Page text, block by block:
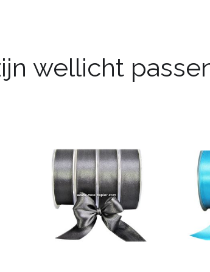
wellicht